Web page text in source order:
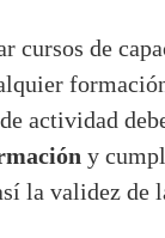
cursos de
actividad
y
la validez de